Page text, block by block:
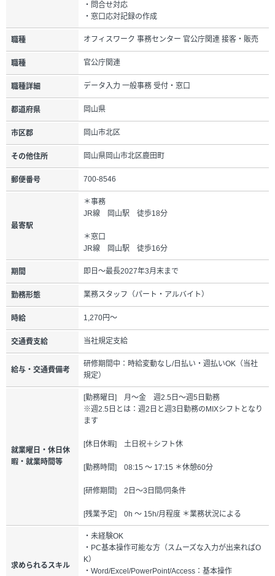
・問合せ対応
・窓口応対記録の作成
職種 オフィスワーク 事務センター 官公庁関連 接客・販売
職種 官公庁関連
職種詳細 データ入力 一般事務 受付・窓口
都道府県 岡山県
市区郡 岡山市北区
その他住所 岡山県岡山市北区鹿田町
郵便番号 700-8546
最寄駅
＊事務
JR線 岡山駅 徒歩18分
＊窓口
JR線 岡山駅 徒歩16分
期間 即日～最長2027年3月末まで
勤務形態 業務スタッフ（パート・アルバイト）
時給 1,270円～
交通費支給 当社規定支給
給与・交通費備考
研修期間中：時給変動なし/日払い・週払いOK（当社
規定）
就業曜日・休日休
暇・就業時間等
[勤務曜日] 月～金 週2.5日～週5日勤務
※週2.5日とは：週2日と週3日勤務のMIXシフトとなり
ます
[休日休暇] 土日祝＋シフト休
[勤務時間] 08:15 ～ 17:15 ＊休憩60分
[研修期間] 2日～3日間/同条件
[残業予定] 0h ～ 15h/月程度 ＊業務状況による
求められるスキル
・未経験OK
・PC基本操作可能な方（スムーズな入力が出来ればO
K）
・Word/Excel/PowerPoint/Access：基本操作